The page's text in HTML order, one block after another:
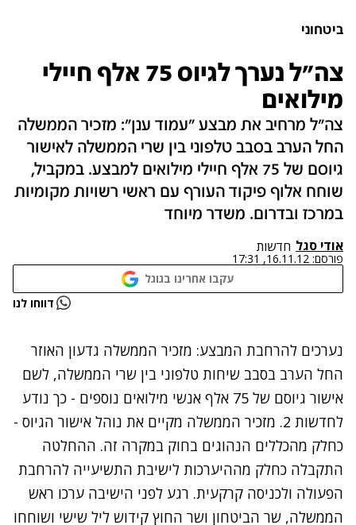
ביטחוני
צה"ל נערך לגיוס 75 אלף חיילי
מילואים
צה"ל מרחיב את מבצע "עמוד ענן": מזכיר הממשלה
החל הערב בסבב טלפוני בין שרי הממשלה לאישור
גיוסם של 75 אלף חיילי מילואים למבצע. במקביל,
שוחח אלוף פיקוד העורף עם ראשי רשויות מקומיות
במרכז ובדרום. משדר מיוחד
אודי סגל חדשות
פורסם: 16.11.12, 17:31
עקבו אחרינו בגוגל
נתקלנו בבעיה דווחו לנו
נערכים להרחבת המבצע: מזכיר הממשלה גדעון האוזר
החל הערב בסבב שיחות טלפוני בין שרי הממשלה, לשם
אישור גיוסם של 75 אלף אנשי מילואים נוספים - כך נודע
לחדשות 2. מזכיר הממשלה מקיים את נוהל אישור הגיוס -
כחלק מהכללים הנהוגים בחוק במקרה זה. ההחלטה
התקבלה כחלק מההיערכות לישיבת התשיעייה להרחבת
הפעולה ולכניסה קרקעית. רגע לפני הישיבה ערכו ראש
הממשלה, שר הביטחון ושר החוץ קידוש ליל שישי ושוחחו